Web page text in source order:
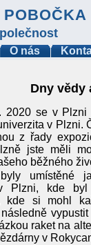
O nás
Dny vědy
2020 se v
v Plzni.
z řady
jste měli
běžného
byly umístěné
Plzni, kde
kde si mohl
raket na
v